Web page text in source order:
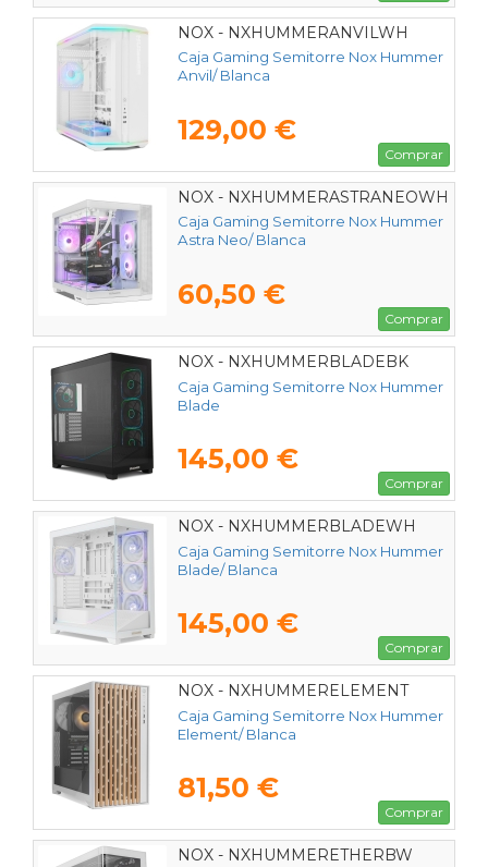
NOX - NXHUMMERANVILWH
Caja Gaming Semitorre Nox Hummer
Anvil/ Blanca
129,00 €
Comprar
NOX - NXHUMMERASTRANEOWH
Caja Gaming Semitorre Nox Hummer
Astra Neo/ Blanca
60,50 €
Comprar
NOX - NXHUMMERBLADEBK
Caja Gaming Semitorre Nox Hummer
Blade
145,00 €
Comprar
NOX - NXHUMMERBLADEWH
Caja Gaming Semitorre Nox Hummer
Blade/ Blanca
145,00 €
Comprar
NOX - NXHUMMERELEMENT
Caja Gaming Semitorre Nox Hummer
Element/ Blanca
81,50 €
Comprar
NOX - NXHUMMERETHERBW